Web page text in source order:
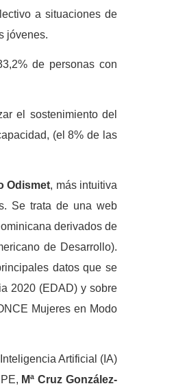
a situaciones de
jóvenes.
de personas con
el sostenimiento del
(el 8% de las
Odismet, más intuitiva
Se trata de una web
derivados de
de Desarrollo).
datos que se
2020 (EDAD) y sobre
Mujeres en Modo
Artificial (IA)
Mª Cruz González-